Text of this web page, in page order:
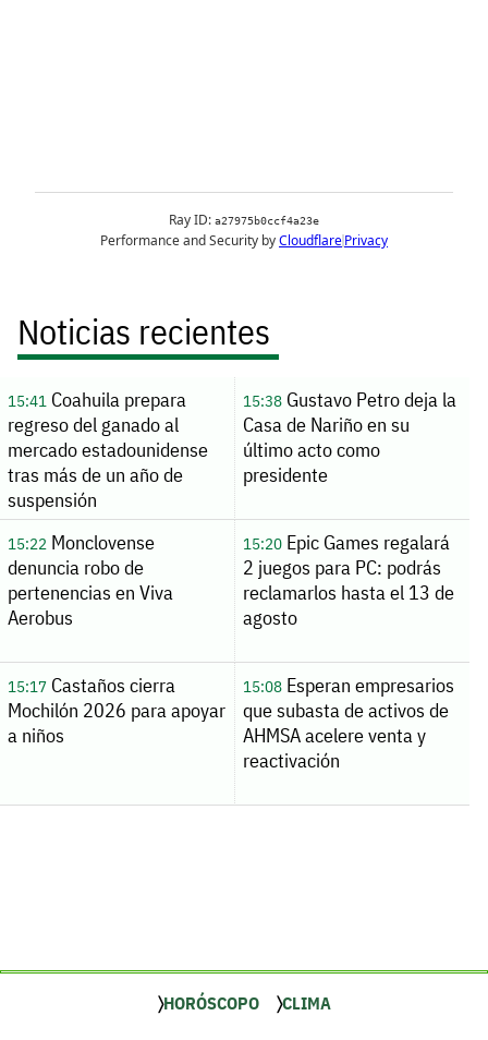
Noticias recientes
15:41Coahuila prepara
regreso del ganado al
mercado estadounidense
tras más de un año de
suspensión
15:38Gustavo Petro deja la
Casa de Nariño en su
último acto como
presidente
15:22Monclovense
denuncia robo de
pertenencias en Viva
Aerobus
15:20Epic Games regalará
2 juegos para PC: podrás
reclamarlos hasta el 13 de
agosto
15:17Castaños cierra
Mochilón 2026 para apoyar
a niños
15:08Esperan empresarios
que subasta de activos de
AHMSA acelere venta y
reactivación
HORÓSCOPO CLIMA